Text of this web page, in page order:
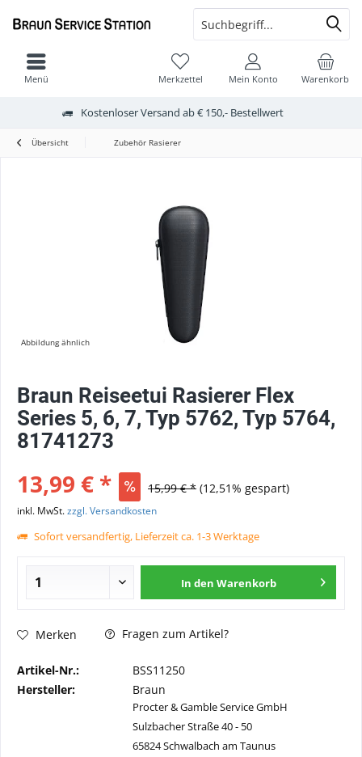
Kostenloser Versand ab € 150,- Bestellwert
Warenkorb
Merkzettel Mein Konto
Menü
Übersicht Zubehör Rasierer
Abbildung ähnlich
Braun Reiseetui Rasierer Flex
Series 5, 6, 7, Typ 5762, Typ 5764,
81741273
13,99 € * 15,99 € * (12,51% gespart)
inkl. MwSt.zzgl. Versandkosten
Sofort versandfertig, Lieferzeit ca. 1-3 Werktage
In den Warenkorb
Merken Fragen zum Artikel?
Artikel-Nr.:
BSS11250
Hersteller:
Braun
Procter & Gamble Service GmbH
Sulzbacher Straße 40 - 50
65824 Schwalbach am Taunus